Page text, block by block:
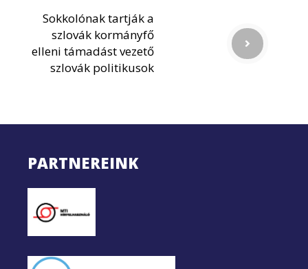
Sokkolónak tartják a
szlovák kormányfő
elleni támadást vezető
szlovák politikusok
PARTNEREINK